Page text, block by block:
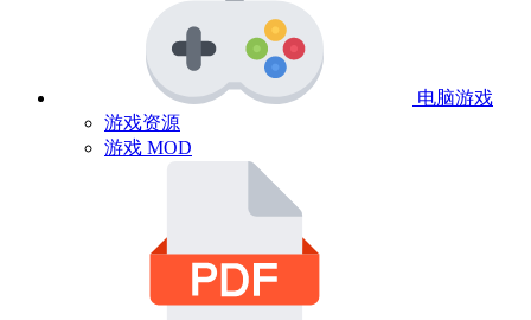
电脑游戏
游戏资源
游戏 MOD